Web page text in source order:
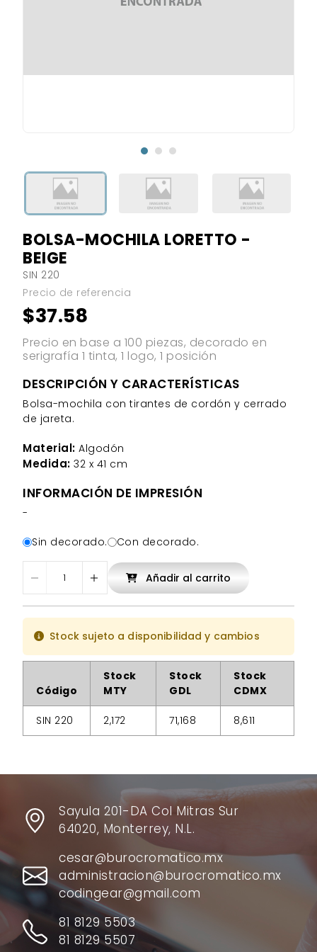
BOLSA-MOCHILA LORETTO -
BEIGE
SIN 220
Precio de referencia
$37.58
Precio en base a 100 piezas, decorado en
serigrafía 1 tinta, 1 logo, 1 posición
DESCRIPCIÓN Y CARACTERÍSTICAS
Bolsa-mochila con tirantes de cordón y cerrado
de jareta.
Material: Algodón
Medida: 32 x 41 cm
INFORMACIÓN DE IMPRESIÓN
-
Sin decorado. Con decorado.
Añadir al carrito
Stock sujeto a disponibilidad y cambios
Código
Stock
MTY
Stock
GDL
Stock
CDMX
SIN 220 2,172 71,168 8,611
Sayula 201-DA Col Mitras Sur
64020, Monterrey, N.L.
cesar@burocromatico.mx
administracion@burocromatico.mx
codingear@gmail.com
81 8129 5503
81 8129 5507